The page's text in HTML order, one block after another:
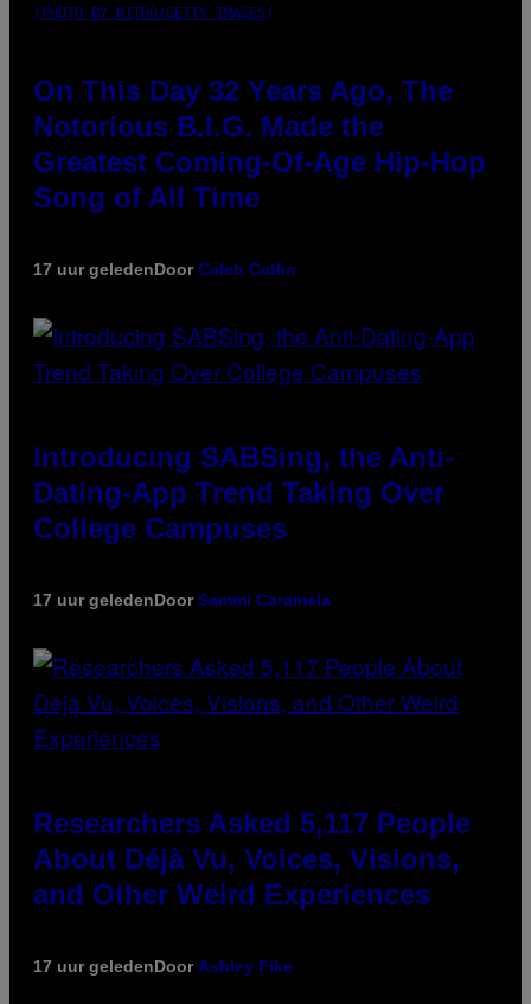
(PHOTO BY NITRO/GETTY IMAGES)
On This Day 32 Years Ago, The
Notorious B.I.G. Made the
Greatest Coming-Of-Age Hip-Hop
Song of All Time
17 uur geledenDoorCaleb Catlin
Introducing SABSing, the Anti-
Dating-App Trend Taking Over
College Campuses
17 uur geledenDoorSammi Caramela
Researchers Asked 5,117 People
About Déjà Vu, Voices, Visions,
and Other Weird Experiences
17 uur geledenDoor Ashley Fike